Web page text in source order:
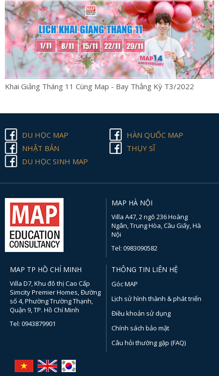
Khai Giảng Tháng 11 Cùng Map - Bay Thẳng Kỳ T3/2022
DU HỌC MAP
HÀN QUỐC MAP
NHẬT BẢN
THỤY SĨ
DU HỌC SINH MAP
MAP HÀ NỘI
Villa A47, 2 ngõ 236 Hoàng
Ngân, Trung Hòa, Cầu Giấy, Hà
Nội
Tel: 0983090582
MAP TP HỒ CHÍ MINH
Villa D7, Khu đô thị Cao Cấp
Simcity Premier Homes, Đường
số 4, Phường Trường Thạnh,
Quận 9, TP. Hồ Chí Minh
Tel: 0943879901
THÔNG TIN LIÊN HỆ
Góc MAP
Lịch sử hình thành & phát triển
Điều khoản sử dụng
Chính sách bảo mật
Câu hỏi thường gặp (FAQ)